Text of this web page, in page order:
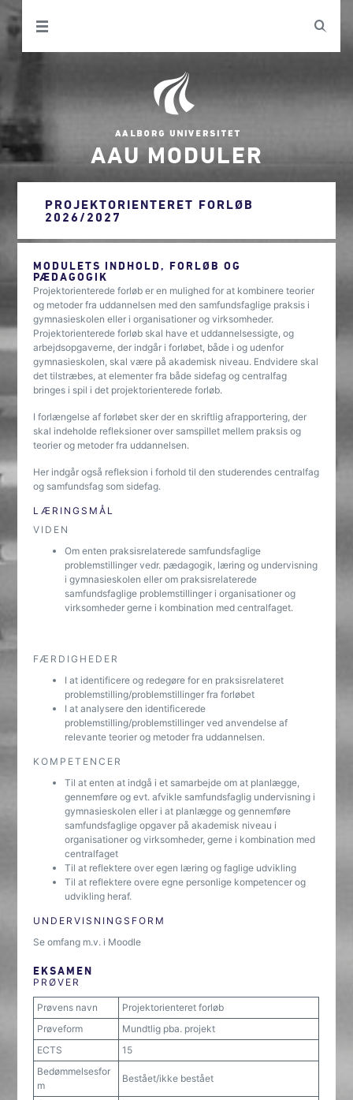
AAU MODULER
PROJEKTORIENTERET FORLØB
2026/2027
MODULETS INDHOLD, FORLØB OG
PÆDAGOGIK
Projektorienterede forløb er en mulighed for at kombinere teorier
og metoder fra uddannelsen med den samfundsfaglige praksis i
gymnasieskolen eller i organisationer og virksomheder.
Projektorienterede forløb skal have et uddannelsessigte, og
arbejdsopgaverne, der indgår i forløbet, både i og udenfor
gymnasieskolen, skal være på akademisk niveau. Endvidere skal
det tilstræbes, at elementer fra både sidefag og centralfag
bringes i spil i det projektorienterede forløb.
I forlængelse af forløbet sker der en skriftlig afrapportering, der
skal indeholde refleksioner over samspillet mellem praksis og
teorier og metoder fra uddannelsen.
Her indgår også refleksion i forhold til den studerendes centralfag
og samfundsfag som sidefag.
LÆRINGSMÅL
VIDEN
Om enten praksisrelaterede samfundsfaglige
problemstillinger vedr. pædagogik, læring og undervisning
i gymnasieskolen eller om praksisrelaterede
samfundsfaglige problemstillinger i organisationer og
virksomheder gerne i kombination med centralfaget.
FÆRDIGHEDER
I at identificere og redegøre for en praksisrelateret
problemstilling/problemstillinger fra forløbet
I at analysere den identificerede
problemstilling/problemstillinger ved anvendelse af
relevante teorier og metoder fra uddannelsen.
KOMPETENCER
Til at enten at indgå i et samarbejde om at planlægge,
gennemføre og evt. afvikle samfundsfaglig undervisning i
gymnasieskolen eller i at planlægge og gennemføre
samfundsfaglige opgaver på akademisk niveau i
organisationer og virksomheder, gerne i kombination med
centralfaget
Til at reflektere over egen læring og faglige udvikling
Til at reflektere overe egne personlige kompetencer og
udvikling heraf.
UNDERVISNINGSFORM
Se omfang m.v. i Moodle
EKSAMEN
PRØVER
Prøvens navn
Projektorienteret forløb
Prøveform
Mundtlig pba. projekt
ECTS
15
Bedømmelsesfor
m
Bestået/ikke bestået